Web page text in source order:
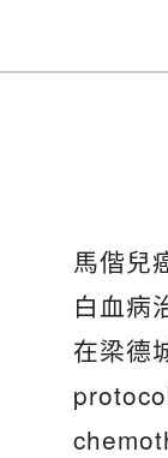
馬偕兒
白血病
在梁德